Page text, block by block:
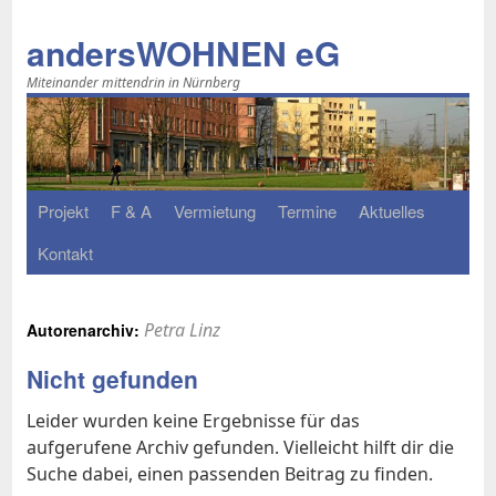
springen
andersWOHNEN eG
Miteinander mittendrin in Nürnberg
Pro­jekt F & A Ver­mie­tung Ter­mi­ne
Ak­tu­el­les
Kon­takt
Autorenarchiv: Petra Linz
Nicht gefunden
Leider wurden keine Ergebnisse für das
aufgerufene Archiv gefunden. Vielleicht hilft dir die
Suche dabei, einen passenden Beitrag zu finden.